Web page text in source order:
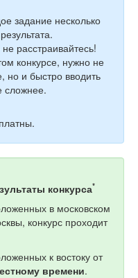
задание несколько
расстраивайтесь!
конкурсе, нужно не
но и быстро вводить
сложнее.
конкурса*
в московском
конкурс проходит
к востоку от
времени.